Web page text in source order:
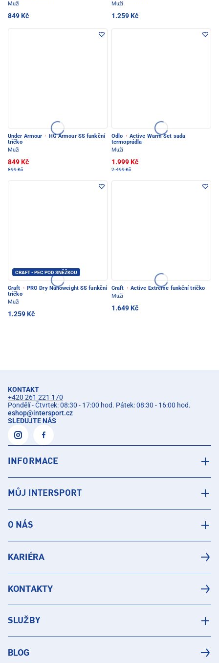
Muži
849 Kč
Muži
1.259 Kč
Under Armour ·
HG Armour SS funkční
tričko
Muži
849 Kč
899 Kč
Odlo · Active Warm Set sada
termoprádla
Muži
1.999 Kč
2.499 Kč
CRAFT - PEC POD SNĚŽKOU
Craft · PRO Dry Nanoweight SS funkční
tričko
Muži
1.259 Kč
Craft · Active Extreme funkční tričko
Muži
1.649 Kč
KONTAKT
+420 261 221 170
Pondělí - Čtvrtek: 08:30 - 17:00 hod. Pátek: 08:30 - 16:00 hod.
eshop@intersport.cz
SLEDUJTE NÁS
INFORMACE
MŮJ INTERSPORT
O NÁS
KARIÉRA
KONTAKTY
SLUŽBY
BLOG